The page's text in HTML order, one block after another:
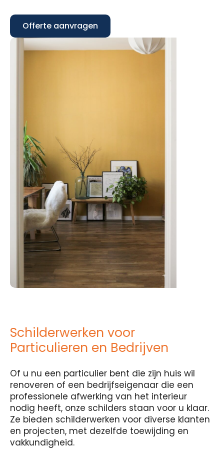
Offerte aanvragen
Schilderwerken voor
Particulieren en Bedrijven
Of u nu een particulier bent die zijn huis wil
renoveren of een bedrijfseigenaar die een
professionele afwerking van het interieur
nodig heeft, onze schilders staan voor u klaar.
Ze bieden schilderwerken voor diverse klanten
en projecten, met dezelfde toewijding en
vakkundigheid.